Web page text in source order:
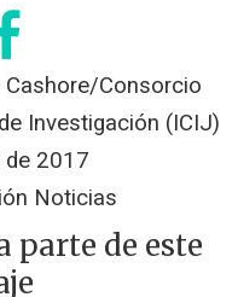
Cashore/Consorcio
Investigación (ICIJ)
de 2017
Noticias
parte de este